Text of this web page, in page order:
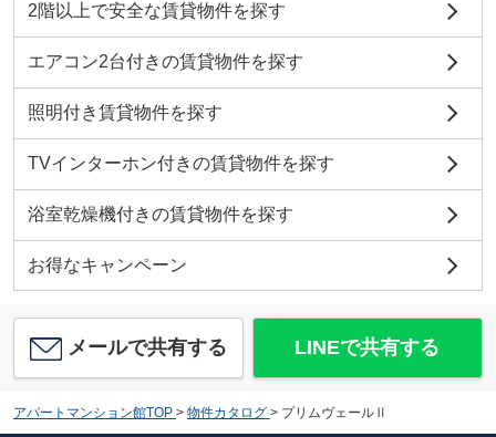
2階以上で安全な賃貸物件を探す
エアコン2台付きの賃貸物件を探す
照明付き賃貸物件を探す
TVインターホン付きの賃貸物件を探す
浴室乾燥機付きの賃貸物件を探す
お得なキャンペーン
メールで共有する LINEで共有する
アパートマンション館TOP > 物件カタログ > プリムヴェールⅡ